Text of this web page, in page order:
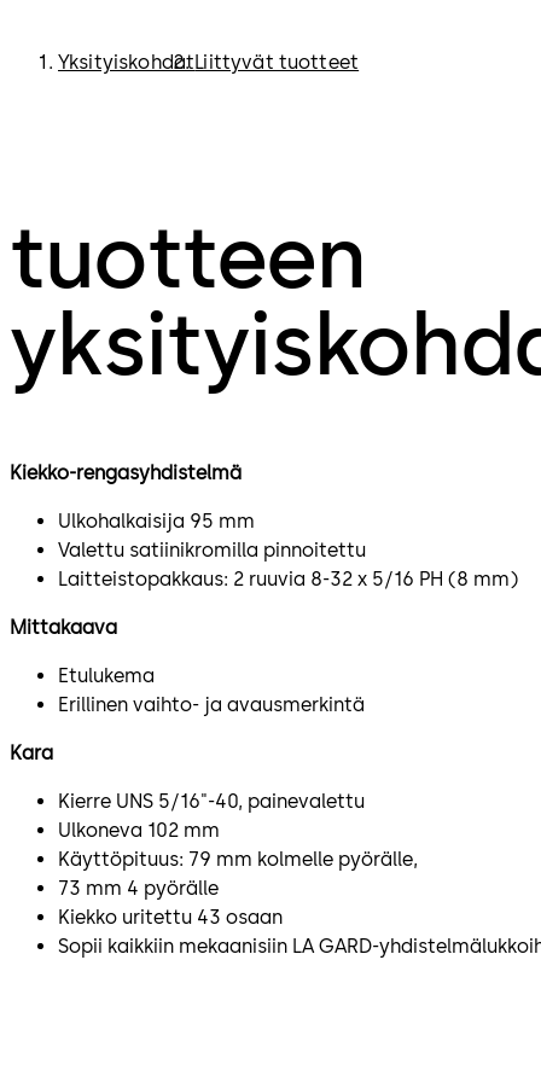
YksityiskohdatLiittyvät tuotteet
tuotteen
Kiekko-rengasyhdistelmä
Ulkohalkaisija 95 mm
Valettu satiinikromilla pinnoitettu
Laitteistopakkaus: 2 ruuvia 8-32 x 5/16 PH (8 mm)
Mittakaava
Etulukema
Erillinen vaihto- ja avausmerkintä
Kara
Kierre UNS 5/16"-40, painevalettu
Ulkoneva 102 mm
Käyttöpituus: 79 mm kolmelle pyörälle,
73 mm 4 pyörälle
Kiekko uritettu 43 osaan
Sopii kaikkiin mekaanisiin LA GARD-